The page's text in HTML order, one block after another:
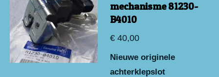
mechanisme 81230-
B4010
€ 40,00
Nieuwe originele
achterklepslot